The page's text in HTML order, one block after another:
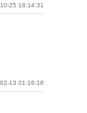
25 18:14:31
13 01:16:18